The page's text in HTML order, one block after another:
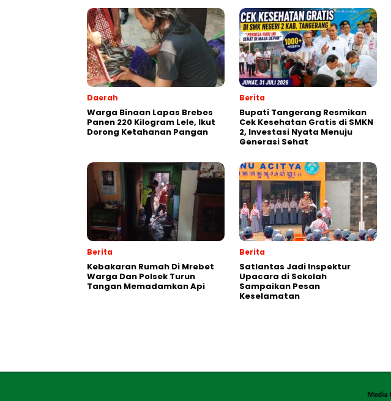
Daerah
Warga Binaan Lapas Brebes
Panen 220 Kilogram Lele, Ikut
Dorong Ketahanan Pangan
Berita
‎Bupati Tangerang Resmikan
Cek Kesehatan Gratis di SMKN
2, Investasi Nyata Menuju
Generasi Sehat
Berita
Kebakaran Rumah Di Mrebet
Warga Dan Polsek Turun
Tangan Memadamkan Api
Berita
Satlantas Jadi Inspektur
Upacara di Sekolah
Sampaikan Pesan
Keselamatan